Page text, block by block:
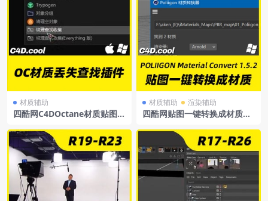
材质辅助
四酷网C4DOctane材质贴图丢
材质辅助 渲染辅助
四酷网贴图一键转换成材质
vert材质转换脚本